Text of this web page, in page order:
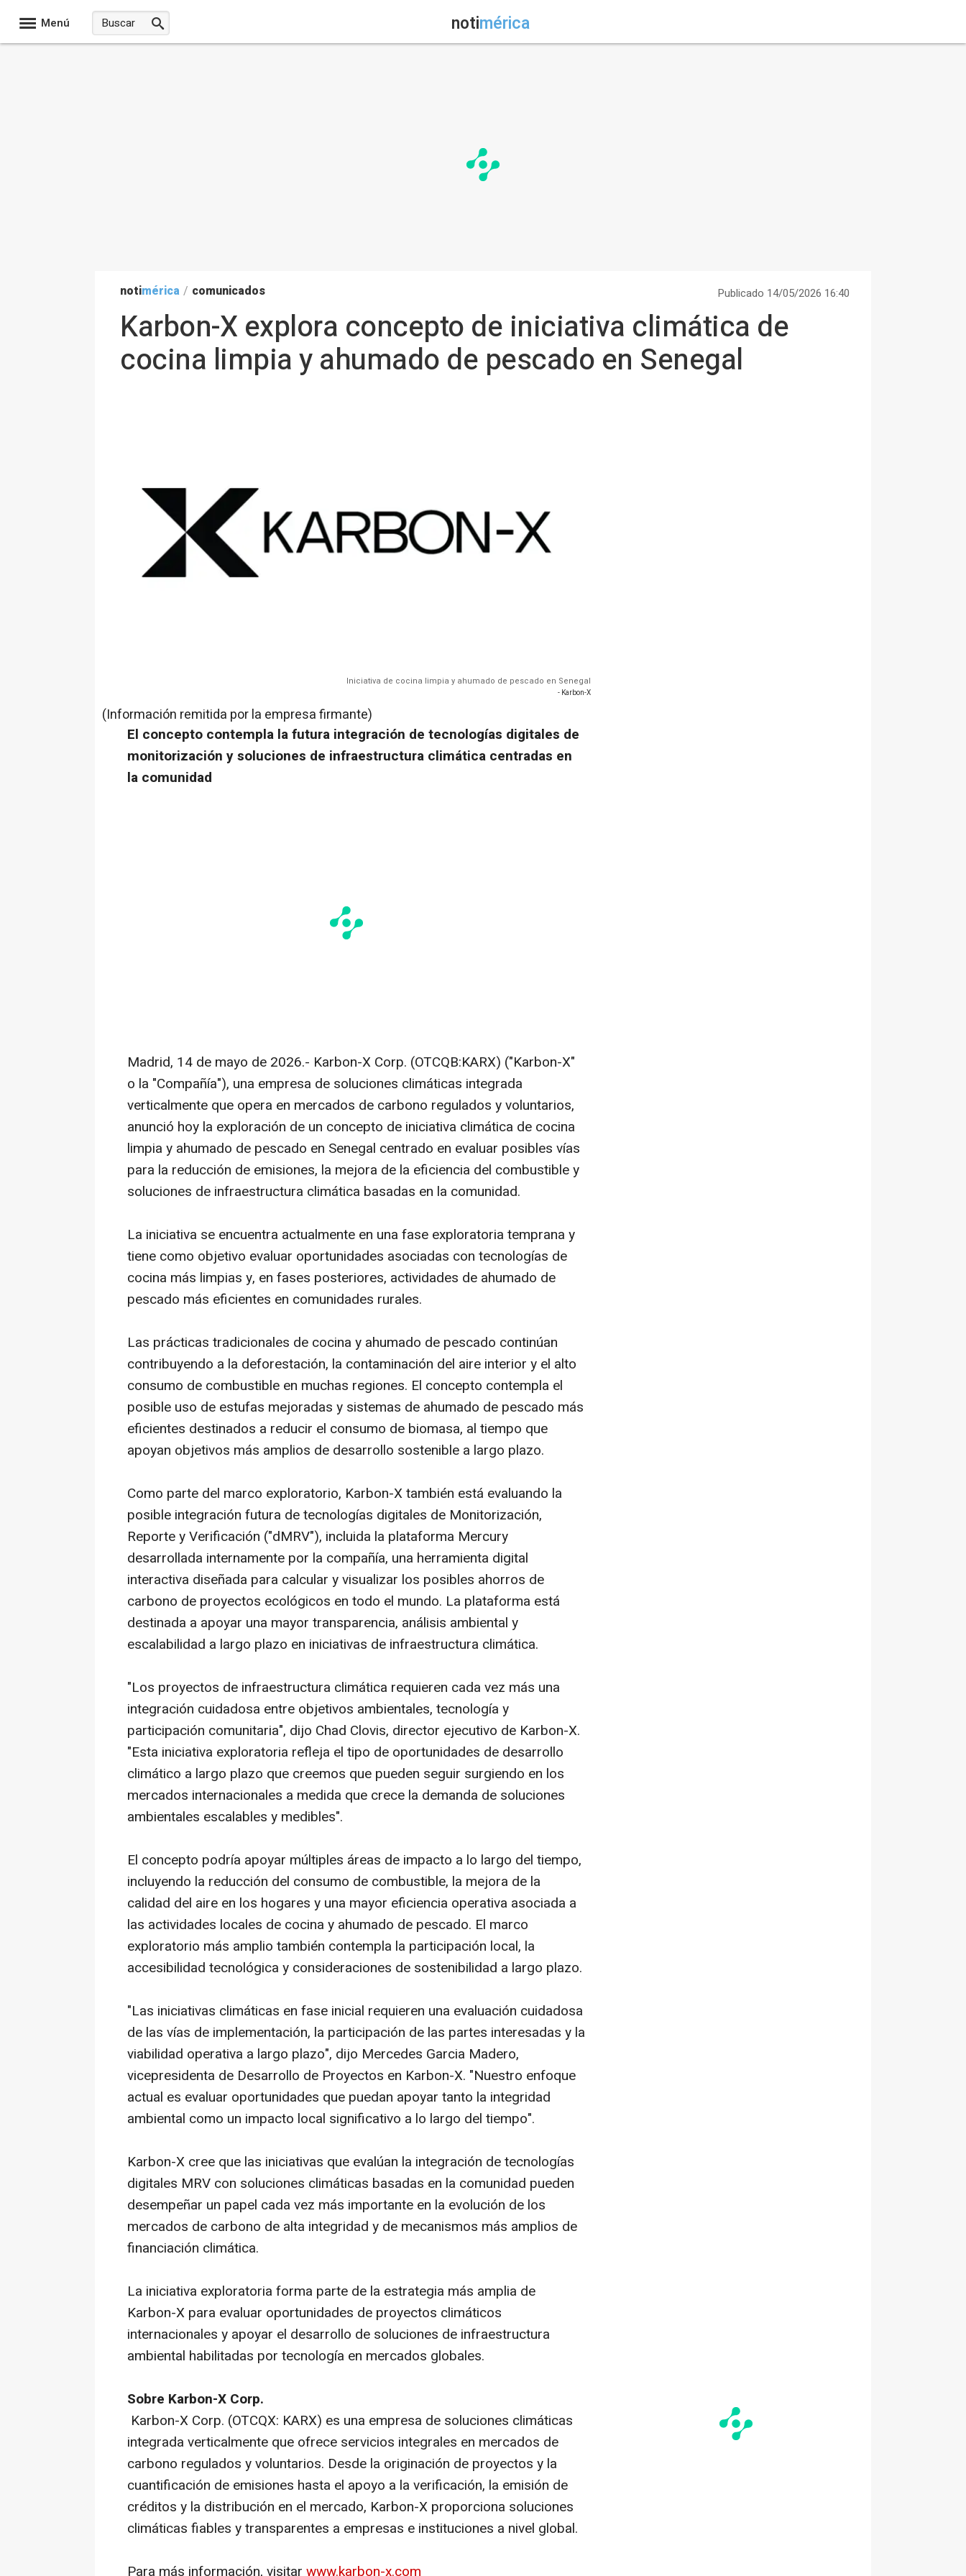
Menú notimérica
notimérica / comunicados Publicado 14/05/2026 16:40
Karbon-X explora concepto de iniciativa climática de
cocina limpia y ahumado de pescado en Senegal
Iniciativa de cocina limpia y ahumado de pescado en Senegal
- Karbon-X
(Información remitida por la empresa firmante)
El concepto contempla la futura integración de tecnologías digitales de
monitorización y soluciones de infraestructura climática centradas en
la comunidad
Madrid, 14 de mayo de 2026.- Karbon-X Corp. (OTCQB:KARX) ("Karbon-X"
o la "Compañía"), una empresa de soluciones climáticas integrada
verticalmente que opera en mercados de carbono regulados y voluntarios,
anunció hoy la exploración de un concepto de iniciativa climática de cocina
limpia y ahumado de pescado en Senegal centrado en evaluar posibles vías
para la reducción de emisiones, la mejora de la eficiencia del combustible y
soluciones de infraestructura climática basadas en la comunidad.
La iniciativa se encuentra actualmente en una fase exploratoria temprana y
tiene como objetivo evaluar oportunidades asociadas con tecnologías de
cocina más limpias y, en fases posteriores, actividades de ahumado de
pescado más eficientes en comunidades rurales.
Las prácticas tradicionales de cocina y ahumado de pescado continúan
contribuyendo a la deforestación, la contaminación del aire interior y el alto
consumo de combustible en muchas regiones. El concepto contempla el
posible uso de estufas mejoradas y sistemas de ahumado de pescado más
eficientes destinados a reducir el consumo de biomasa, al tiempo que
apoyan objetivos más amplios de desarrollo sostenible a largo plazo.
Como parte del marco exploratorio, Karbon-X también está evaluando la
posible integración futura de tecnologías digitales de Monitorización,
Reporte y Verificación ("dMRV"), incluida la plataforma Mercury
desarrollada internamente por la compañía, una herramienta digital
interactiva diseñada para calcular y visualizar los posibles ahorros de
carbono de proyectos ecológicos en todo el mundo. La plataforma está
destinada a apoyar una mayor transparencia, análisis ambiental y
escalabilidad a largo plazo en iniciativas de infraestructura climática.
"Los proyectos de infraestructura climática requieren cada vez más una
integración cuidadosa entre objetivos ambientales, tecnología y
participación comunitaria", dijo Chad Clovis, director ejecutivo de Karbon-X.
"Esta iniciativa exploratoria refleja el tipo de oportunidades de desarrollo
climático a largo plazo que creemos que pueden seguir surgiendo en los
mercados internacionales a medida que crece la demanda de soluciones
ambientales escalables y medibles".
El concepto podría apoyar múltiples áreas de impacto a lo largo del tiempo,
incluyendo la reducción del consumo de combustible, la mejora de la
calidad del aire en los hogares y una mayor eficiencia operativa asociada a
las actividades locales de cocina y ahumado de pescado. El marco
exploratorio más amplio también contempla la participación local, la
accesibilidad tecnológica y consideraciones de sostenibilidad a largo plazo.
"Las iniciativas climáticas en fase inicial requieren una evaluación cuidadosa
de las vías de implementación, la participación de las partes interesadas y la
viabilidad operativa a largo plazo", dijo Mercedes Garcia Madero,
vicepresidenta de Desarrollo de Proyectos en Karbon-X. "Nuestro enfoque
actual es evaluar oportunidades que puedan apoyar tanto la integridad
ambiental como un impacto local significativo a lo largo del tiempo".
Karbon-X cree que las iniciativas que evalúan la integración de tecnologías
digitales MRV con soluciones climáticas basadas en la comunidad pueden
desempeñar un papel cada vez más importante en la evolución de los
mercados de carbono de alta integridad y de mecanismos más amplios de
financiación climática.
La iniciativa exploratoria forma parte de la estrategia más amplia de
Karbon-X para evaluar oportunidades de proyectos climáticos
internacionales y apoyar el desarrollo de soluciones de infraestructura
ambiental habilitadas por tecnología en mercados globales.
Sobre Karbon-X Corp.
Karbon-X Corp. (OTCQX: KARX) es una empresa de soluciones climáticas
integrada verticalmente que ofrece servicios integrales en mercados de
carbono regulados y voluntarios. Desde la originación de proyectos y la
cuantificación de emisiones hasta el apoyo a la verificación, la emisión de
créditos y la distribución en el mercado, Karbon-X proporciona soluciones
climáticas fiables y transparentes a empresas e instituciones a nivel global.
Para más información, visitar www.karbon-x.com